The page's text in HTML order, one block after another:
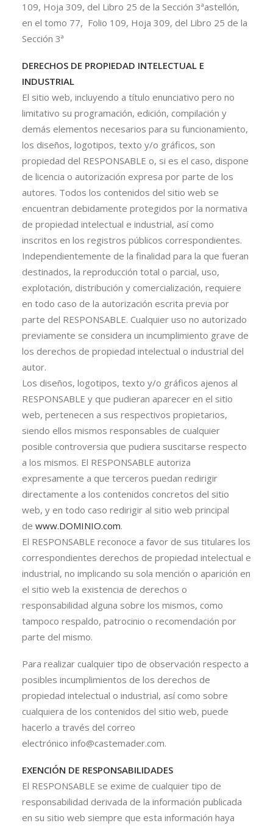
109, Hoja 309, del Libro 25 de la Sección 3ªastellón,
en el tomo 77, Folio 109, Hoja 309, del Libro 25 de la
Sección 3ª
DERECHOS DE PROPIEDAD INTELECTUAL E
INDUSTRIAL
El sitio web, incluyendo a título enunciativo pero no
limitativo su programación, edición, compilación y
demás elementos necesarios para su funcionamiento,
los diseños, logotipos, texto y/o gráficos, son
propiedad del RESPONSABLE o, si es el caso, dispone
de licencia o autorización expresa por parte de los
autores. Todos los contenidos del sitio web se
encuentran debidamente protegidos por la normativa
de propiedad intelectual e industrial, así como
inscritos en los registros públicos correspondientes.
Independientemente de la finalidad para la que fueran
destinados, la reproducción total o parcial, uso,
explotación, distribución y comercialización, requiere
en todo caso de la autorización escrita previa por
parte del RESPONSABLE. Cualquier uso no autorizado
previamente se considera un incumplimiento grave de
los derechos de propiedad intelectual o industrial del
autor.
Los diseños, logotipos, texto y/o gráficos ajenos al
RESPONSABLE y que pudieran aparecer en el sitio
web, pertenecen a sus respectivos propietarios,
siendo ellos mismos responsables de cualquier
posible controversia que pudiera suscitarse respecto
a los mismos. El RESPONSABLE autoriza
expresamente a que terceros puedan redirigir
directamente a los contenidos concretos del sitio
web, y en todo caso redirigir al sitio web principal
de www.DOMINIO.com.
El RESPONSABLE reconoce a favor de sus titulares los
correspondientes derechos de propiedad intelectual e
industrial, no implicando su sola mención o aparición en
el sitio web la existencia de derechos o
responsabilidad alguna sobre los mismos, como
tampoco respaldo, patrocinio o recomendación por
parte del mismo.
Para realizar cualquier tipo de observación respecto a
posibles incumplimientos de los derechos de
propiedad intelectual o industrial, así como sobre
cualquiera de los contenidos del sitio web, puede
hacerlo a través del correo
electrónico info@castemader.com.
EXENCIÓN DE RESPONSABILIDADES
El RESPONSABLE se exime de cualquier tipo de
responsabilidad derivada de la información publicada
en su sitio web siempre que esta información haya